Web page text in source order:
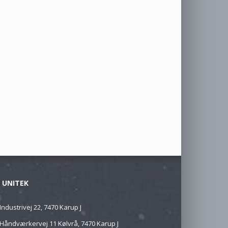
UNITEK
Industrivej 22, 7470 Karup J
Håndværkervej 11 Kølvrå, 7470 Karup J